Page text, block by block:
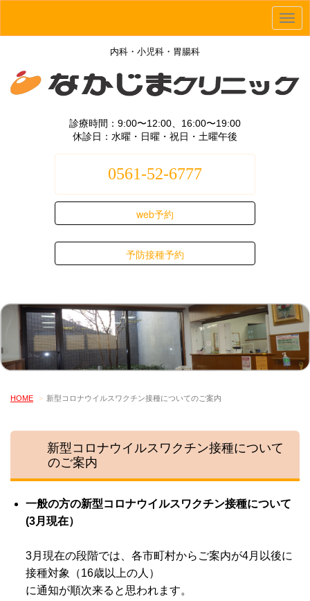
ナ
ー
内科・小児科・胃腸科
診療時間：9:00〜12:00、16:00〜19:00
休診日：水曜・日曜・祝日・土曜午後
0561-52-6777
web予約
予防接種予約
HOME 新型コロナウイルスワクチン接種についてのご案内
新型コロナウイルスワクチン接種について
のご案内
一般の方の新型コロナウイルスワクチン接種について
(3月現在）
3月現在の段階では、各市町村からご案内が4月以後に
接種対象（16歳以上の人）
に通知が順次来ると思われます。